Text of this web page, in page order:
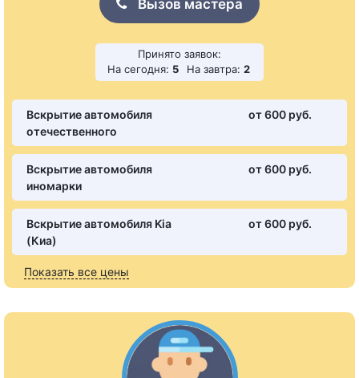
Вызов мастера
Принято заявок:
На сегодня: 5 На завтра: 2
Вскрытие автомобиля
отечественного
от 600 pуб.
Вскрытие автомобиля
иномарки
от 600 pуб.
Вскрытие автомобиля Kia
(Киа)
от 600 pуб.
Показать все цены